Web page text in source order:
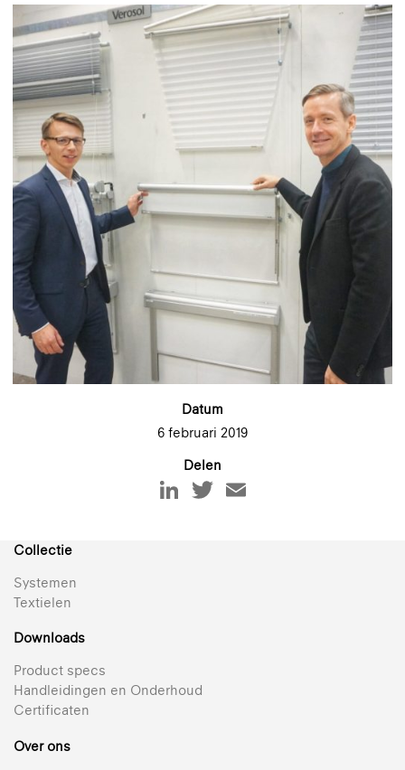
Datum
6 februari 2019
Delen
Collectie
Systemen
Textielen
Downloads
Product specs
Handleidingen en Onderhoud
Certificaten
Over ons